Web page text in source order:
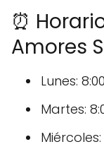
⏰
Amores
Lunes:
Martes:
Miércoles: